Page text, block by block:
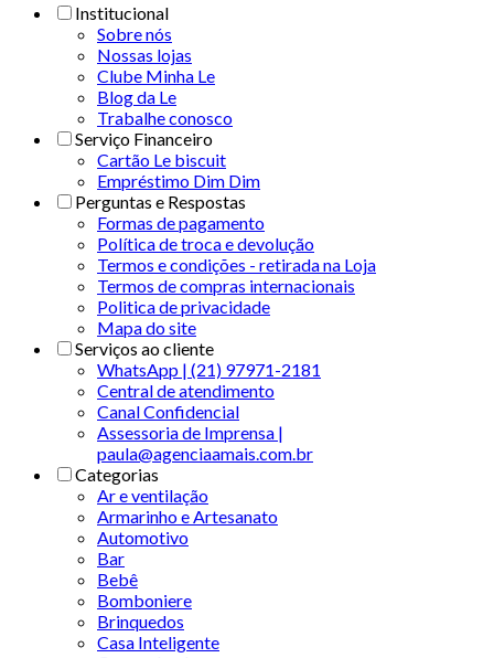
Institucional
Sobre nós
Nossas lojas
Clube Minha Le
Blog da Le
Trabalhe conosco
Serviço Financeiro
Cartão Le biscuit
Empréstimo Dim Dim
Perguntas e Respostas
Formas de pagamento
Política de troca e devolução
Termos e condições - retirada na Loja
Termos de compras internacionais
Politica de privacidade
Mapa do site
Serviços ao cliente
WhatsApp | (21) 97971-2181
Central de atendimento
Canal Confidencial
Assessoria de Imprensa |
paula@agenciaamais.com.br
Categorias
Ar e ventilação
Armarinho e Artesanato
Automotivo
Bar
Bebê
Bomboniere
Brinquedos
Casa Inteligente